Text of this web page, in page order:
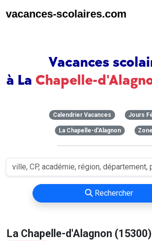
vacances-scolaires.com
Vacances
à La Chapelle-
Calendrier Vacances Jours
La Chapelle-d'Alagnon
Rechercher
La Chapelle-d'Alagnon (15300)